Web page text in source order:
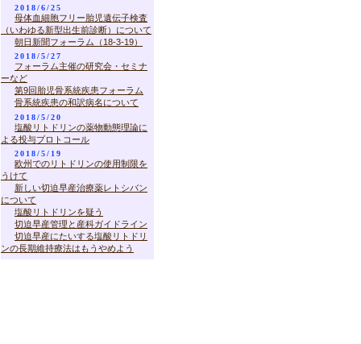
2018/6/25
母体血細胞フリー胎児遺伝子検査
（いわゆる新型出生前診断）について
朝日新聞フォーラム（18-3-19）
2018/5/27
フォーラム主催の研究会・セミナ
ーなど
第9回胎児骨系統疾患フォーラム
骨系統疾患の和訳病名について
2018/5/20
塩酸リトドリンの薬物動態理論に
よる投与プロトコール
2018/5/19
欧州でのリトドリンの使用制限を
うけて
新しい切迫早産治療薬レトシバン
について
塩酸リトドリンを疑う
切迫早産管理と産科ガイドライン
切迫早産にたいする塩酸リトドリ
ンの長期維持療法はもうやめよう